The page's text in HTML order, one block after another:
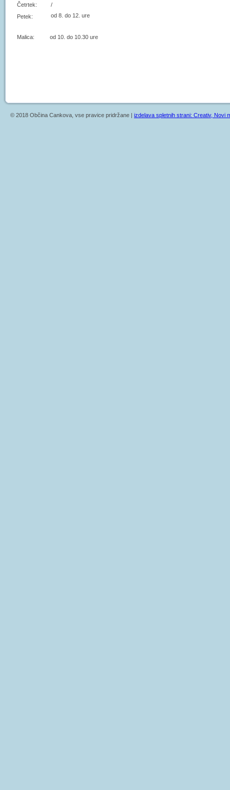
Četrtek:
/
Petek:
od 8. do 12. ure
Malica: od 10. do 10.30 ure
© 2018 Občina Cankova, vse pravice pridržane | izdelava spletnih strani: Creativ, Novi